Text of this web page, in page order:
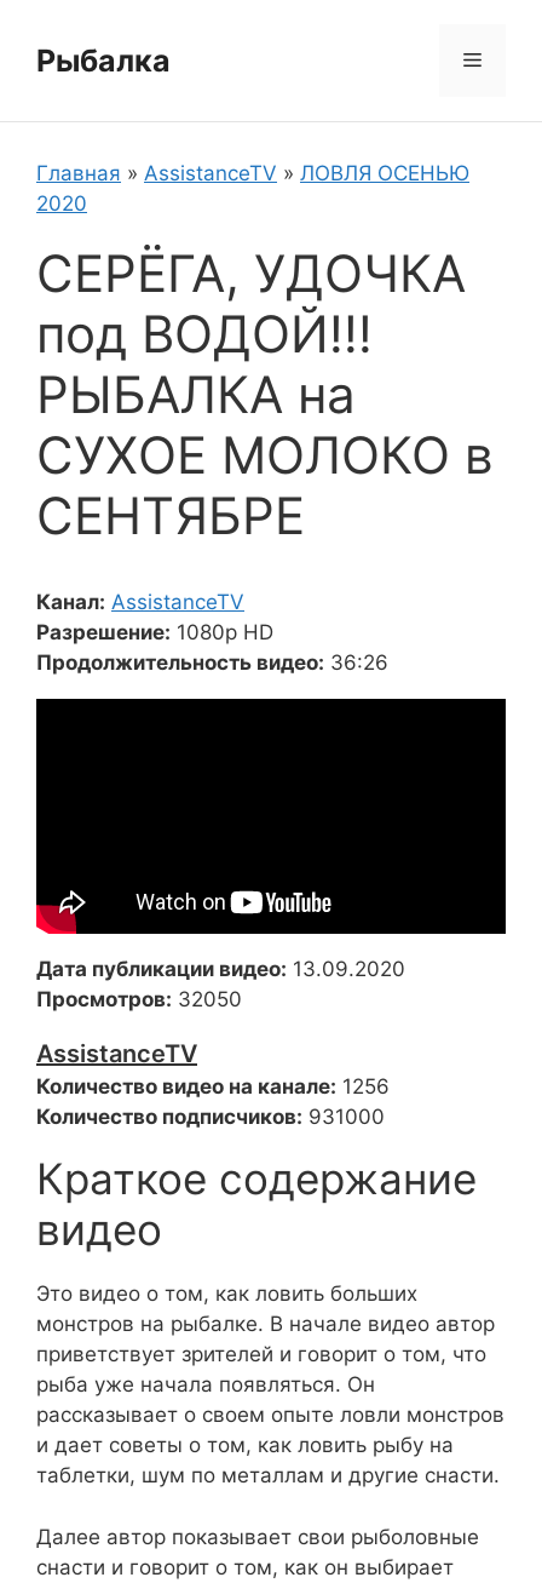
содержимому
Рыбалка Меню
Главная » AssistanceTV » ЛОВЛЯ ОСЕНЬЮ
2020
СЕРЁГА, УДОЧКА
под ВОДОЙ!!!
РЫБАЛКА на
СУХОЕ МОЛОКО в
СЕНТЯБРЕ
Канал: AssistanceTV
Разрешение: 1080p HD
Продолжительность видео: 36:26
Дата публикации видео: 13.09.2020
Просмотров: 32050
AssistanceTV
Количество видео на канале: 1256
Количество подписчиков: 931000
Краткое содержание
видео
Это видео о том, как ловить больших
монстров на рыбалке. В начале видео автор
приветствует зрителей и говорит о том, что
рыба уже начала появляться. Он
рассказывает о своем опыте ловли монстров
и дает советы о том, как ловить рыбу на
таблетки, шум по металлам и другие снасти.
Далее автор показывает свои рыболовные
снасти и говорит о том, как он выбирает